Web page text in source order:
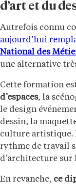
d’art et du
Autrefois connu
aujourd’hui
National des
une alternative
Cette formation
d’espaces, la
le design
dessin, la
culture artistique.
rythme de travail
d’architecture sur
En revanche, ce